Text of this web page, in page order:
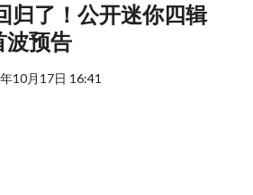
归了！公开迷你四辑
波预告
10月17日 16:41